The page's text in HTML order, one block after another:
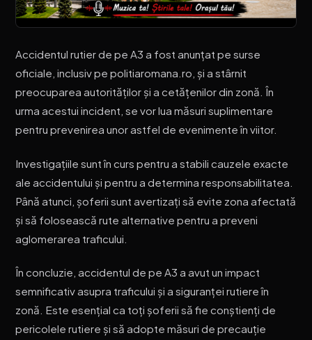
Accidentul rutier de pe A3 a fost anunțat pe surse
oficiale, inclusiv pe politiaromana.ro, și a stârnit
preocuparea autorităților și a cetățenilor din zonă. În
urma acestui incident, se vor lua măsuri suplimentare
pentru prevenirea unor astfel de evenimente în viitor.
Investigațiile sunt în curs pentru a stabili cauzele exacte
ale accidentului și pentru a determina responsabilitatea.
Până atunci, șoferii sunt avertizați să evite zona afectată
și să folosească rute alternative pentru a preveni
aglomerarea traficului.
În concluzie, accidentul de pe A3 a avut un impact
semnificativ asupra traficului și a siguranței rutiere în
zonă. Este esențial ca toți șoferii să fie conștienți de
pericolele rutiere și să adopte măsuri de precauție